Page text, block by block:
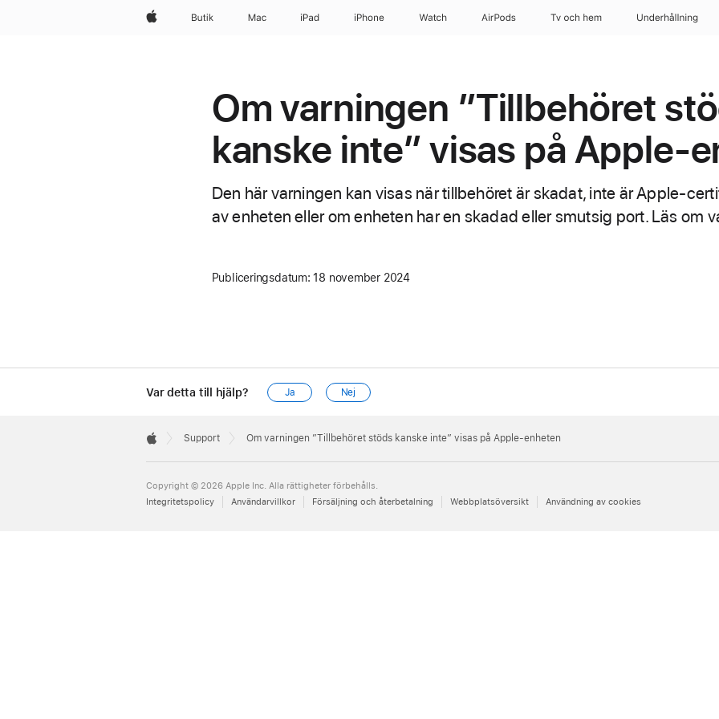
AppleButik Mac iPad iPhone Watch AirPods Tv och hem Underhållning
Om varningen ”Tillbehöret
kanske inte” visas på Apple-
Den här varningen kan visas när tillbehöret är skadat, inte är Apple-
av enheten eller om enheten har en skadad eller smutsig port. Läs om
Publiceringsdatum: 18 november 2024
Var detta till hjälp? Ja Nej
Footer

Support Om varningen ”Tillbehöret stöds kanske inte” visas på Apple-enheten
Copyright © 2026 Apple Inc. Alla rättigheter förbehålls.
Integritetspolicy
Användarvillkor Försäljning och återbetalning Webbplatsöversikt Användning av cookies